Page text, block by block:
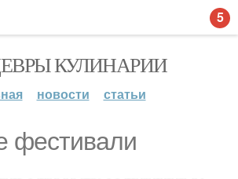
КУЛИНАРИИ
новости статьи
фестивали
5